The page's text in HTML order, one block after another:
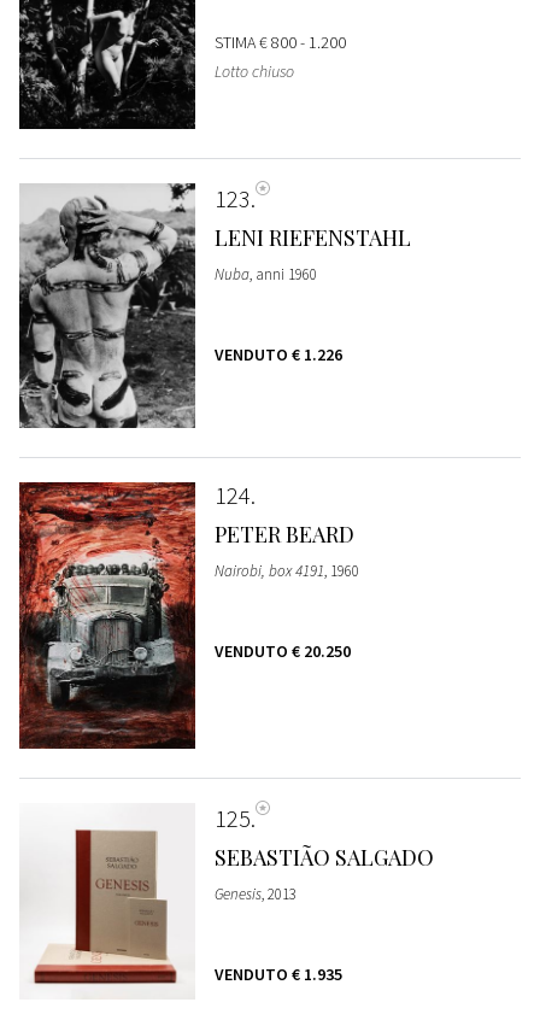
STIMA€ 800 - 1.200
Lotto chiuso
123
LENI RIEFENSTAHL
Nuba, anni 1960
VENDUTO € 1.226
124
PETER BEARD
Nairobi, box 4191, 1960
VENDUTO € 20.250
125
SEBASTIÃO SALGADO
Genesis, 2013
VENDUTO € 1.935